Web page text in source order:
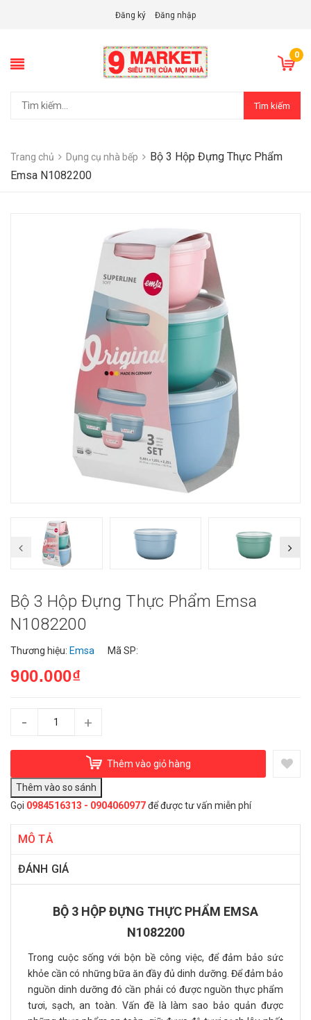
Đăng ký Đăng nhập
0
Tìm kiếm
Trang chủ Dụng cụ nhà bếp
Bộ 3 Hộp Đựng Thực Phẩm
Emsa N1082200
Bộ 3 Hộp Đựng Thực Phẩm Emsa
N1082200
Thương hiệu: Emsa Mã SP:
900.000₫
- +
Thêm vào giỏ hàng
Gọi 0984516313 - 0904060977để được tư vấn miễn phí
MÔ TẢ
ĐÁNH GIÁ
BỘ 3 HỘP ĐỰNG THỰC PHẨM EMSA
N1082200
Trong cuộc sống với bộn bề công việc, để đảm bảo sức
khỏe cần có những bữa ăn đầy đủ dinh dưỡng. Để đảm bảo
nguồn dinh dưỡng đó cần phải có được nguồn thực phẩm
tươi, sạch, an toàn. Vấn đề là làm sao bảo quản được